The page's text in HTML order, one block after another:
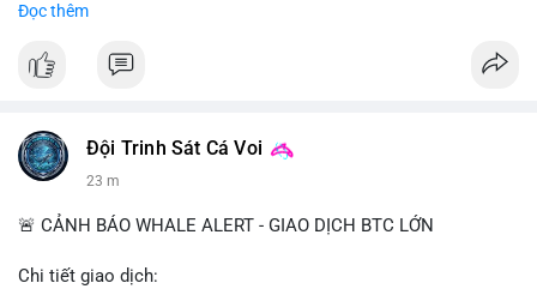
📰 Nguồn: Cointelegraph
Đọc thêm
Đội Trinh Sát Cá Voi
23 m
🚨 CẢNH BÁO WHALE ALERT - GIAO DỊCH BTC LỚN
Chi tiết giao dịch: